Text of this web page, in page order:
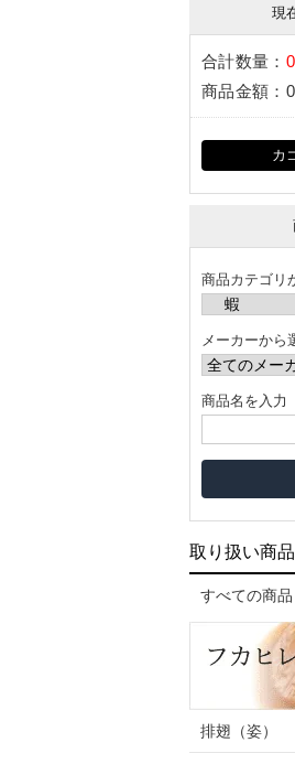
現
合計数量： 0
商品金額：
カ
商品カテゴリ
メーカーから
商品名を入力
取り扱い商品
すべての商品
排翅（姿）